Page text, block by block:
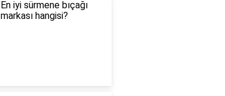
En iyi sürmene bıçağı
markası hangisi?